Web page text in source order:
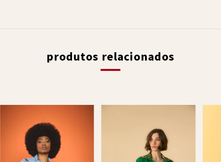
produtos relacionados